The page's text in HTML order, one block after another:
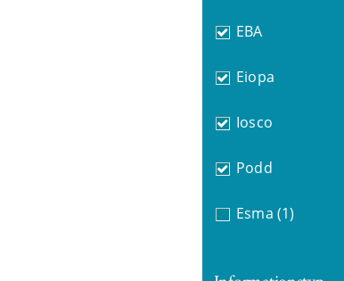
EBA
Eiopa
Iosco
Podd
Esma (1)